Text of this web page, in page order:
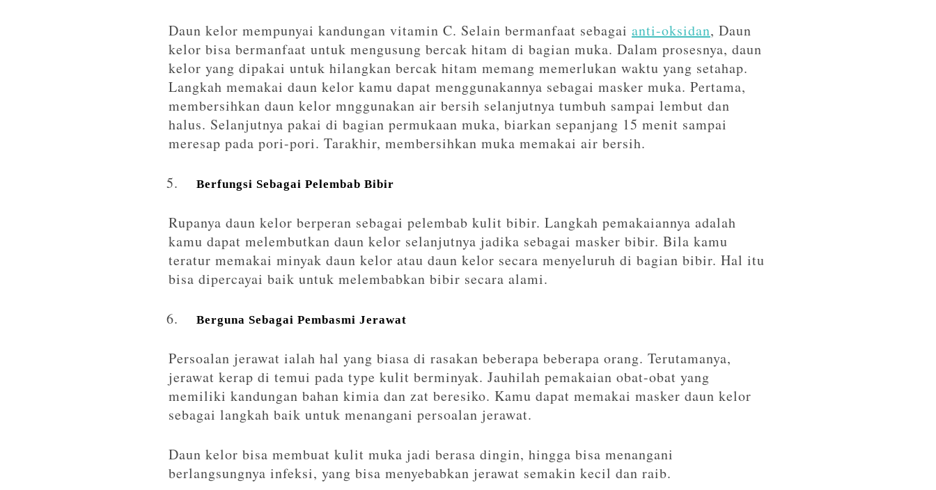
Daun kelor mempunyai kandungan vitamin C. Selain bermanfaat sebagai anti-oksidan, Daun
kelor bisa bermanfaat untuk mengusung bercak hitam di bagian muka. Dalam prosesnya, daun
kelor yang dipakai untuk hilangkan bercak hitam memang memerlukan waktu yang setahap.
Langkah memakai daun kelor kamu dapat menggunakannya sebagai masker muka. Pertama,
membersihkan daun kelor mnggunakan air bersih selanjutnya tumbuh sampai lembut dan
halus. Selanjutnya pakai di bagian permukaan muka, biarkan sepanjang 15 menit sampai
meresap pada pori-pori. Tarakhir, membersihkan muka memakai air bersih.
Berfungsi Sebagai Pelembab Bibir
Rupanya daun kelor berperan sebagai pelembab kulit bibir. Langkah pemakaiannya adalah
kamu dapat melembutkan daun kelor selanjutnya jadika sebagai masker bibir. Bila kamu
teratur memakai minyak daun kelor atau daun kelor secara menyeluruh di bagian bibir. Hal itu
bisa dipercayai baik untuk melembabkan bibir secara alami.
Berguna Sebagai Pembasmi Jerawat
Persoalan jerawat ialah hal yang biasa di rasakan beberapa beberapa orang. Terutamanya,
jerawat kerap di temui pada type kulit berminyak. Jauhilah pemakaian obat-obat yang
memiliki kandungan bahan kimia dan zat beresiko. Kamu dapat memakai masker daun kelor
sebagai langkah baik untuk menangani persoalan jerawat.
Daun kelor bisa membuat kulit muka jadi berasa dingin, hingga bisa menangani
berlangsungnya infeksi, yang bisa menyebabkan jerawat semakin kecil dan raib.